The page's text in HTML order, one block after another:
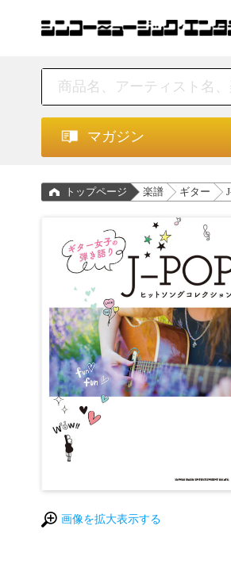
マガジン
トップページ 楽譜 ギター
画像を拡大表示する